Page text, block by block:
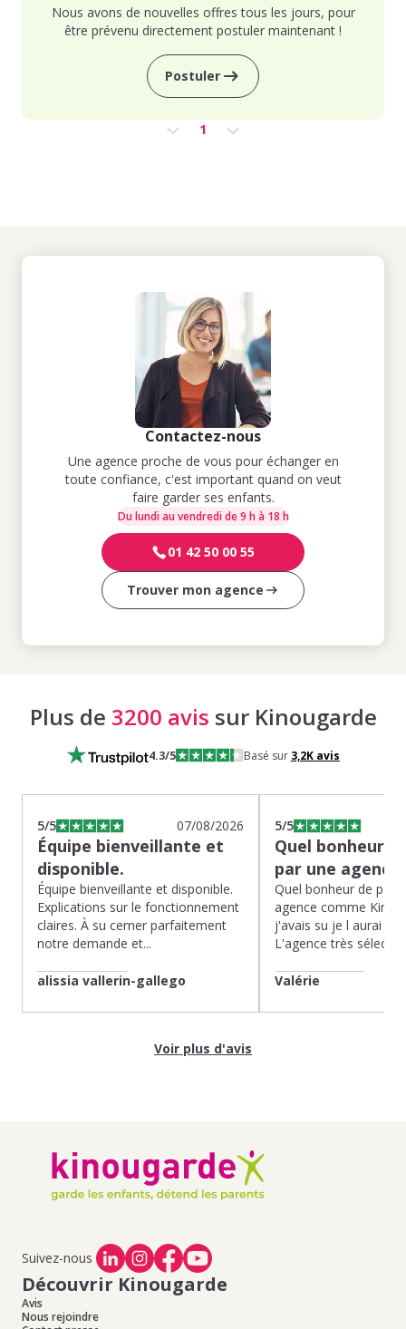
Nous avons de nouvelles offres tous les jours, pour
être prévenu directement postuler maintenant !
Postuler
1
Contactez-nous
Une agence proche de vous pour échanger en
toute confiance, c'est important quand on veut
faire garder ses enfants.
Du lundi au vendredi de 9 h à 18 h
01 42 50 00 55
Trouver mon agence
Plus de 3200 avis sur Kinougarde
4.3/5 Basé sur 3,2Kavis
5/5 07/08/2026
Équipe bienveillante et
disponible.
Équipe bienveillante et disponible.
Explications sur le fonctionnement
claires. À su cerner parfaitement
notre demande et...
alissia vallerin-gallego
5/5
Quel bonheur
par une
Quel bonheur de
agence comme
j'avais su je l aurai
L'agence très
Valérie
Voir plus d'avis
Suivez-nous
Découvrir Kinougarde
Avis
Nous rejoindre